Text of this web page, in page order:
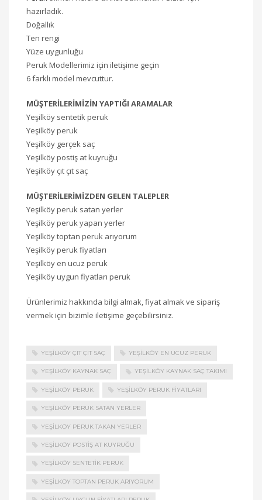
hazırladık.
Doğallık
Ten rengi
Yüze uygunluğu
Peruk Modellerimiz için iletişime geçin
6 farklı model mevcuttur.
MÜŞTERİLERİMİZİN YAPTIĞI ARAMALAR
Yeşilköy sentetik peruk
Yeşilköy peruk
Yeşilköy gerçek saç
Yeşilköy postiş at kuyruğu
Yeşilköy çıt çıt saç
MÜŞTERİLERİMİZDEN GELEN TALEPLER
Yeşilköy peruk satan yerler
Yeşilköy peruk yapan yerler
Yeşilköy toptan peruk arıyorum
Yeşilköy peruk fiyatları
Yeşilköy en ucuz peruk
Yeşilköy uygun fiyatları peruk
Ürünlerimiz hakkında bilgi almak, fiyat almak ve sipariş
vermek için bizimle iletişime geçebilirsiniz.
YEŞILKÖY ÇIT ÇIT SAÇ YEŞILKÖY EN UCUZ PERUK
YEŞILKÖY KAYNAK SAÇ YEŞILKÖY KAYNAK SAÇ TAKIMI
YEŞILKÖY PERUK YEŞILKÖY PERUK FIYATLARI
YEŞILKÖY PERUK SATAN YERLER
YEŞILKÖY PERUK TAKAN YERLER
YEŞILKÖY POSTIŞ AT KUYRUĞU
YEŞILKÖY SENTETIK PERUK
YEŞILKÖY TOPTAN PERUK ARIYORUM